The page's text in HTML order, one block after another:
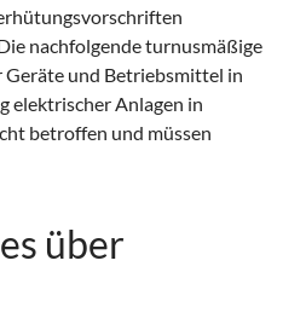
nachfolgende turnusmäßige
und Betriebsmittel in
elektrischer Anlagen in
betroffen und müssen
über